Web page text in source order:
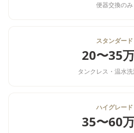
便器交換のみ
スタンダード
20〜35
タンクレス・温水
ハイグレード
35〜60